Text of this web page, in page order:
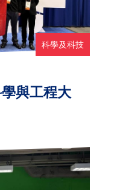
科學及科技
與工程大